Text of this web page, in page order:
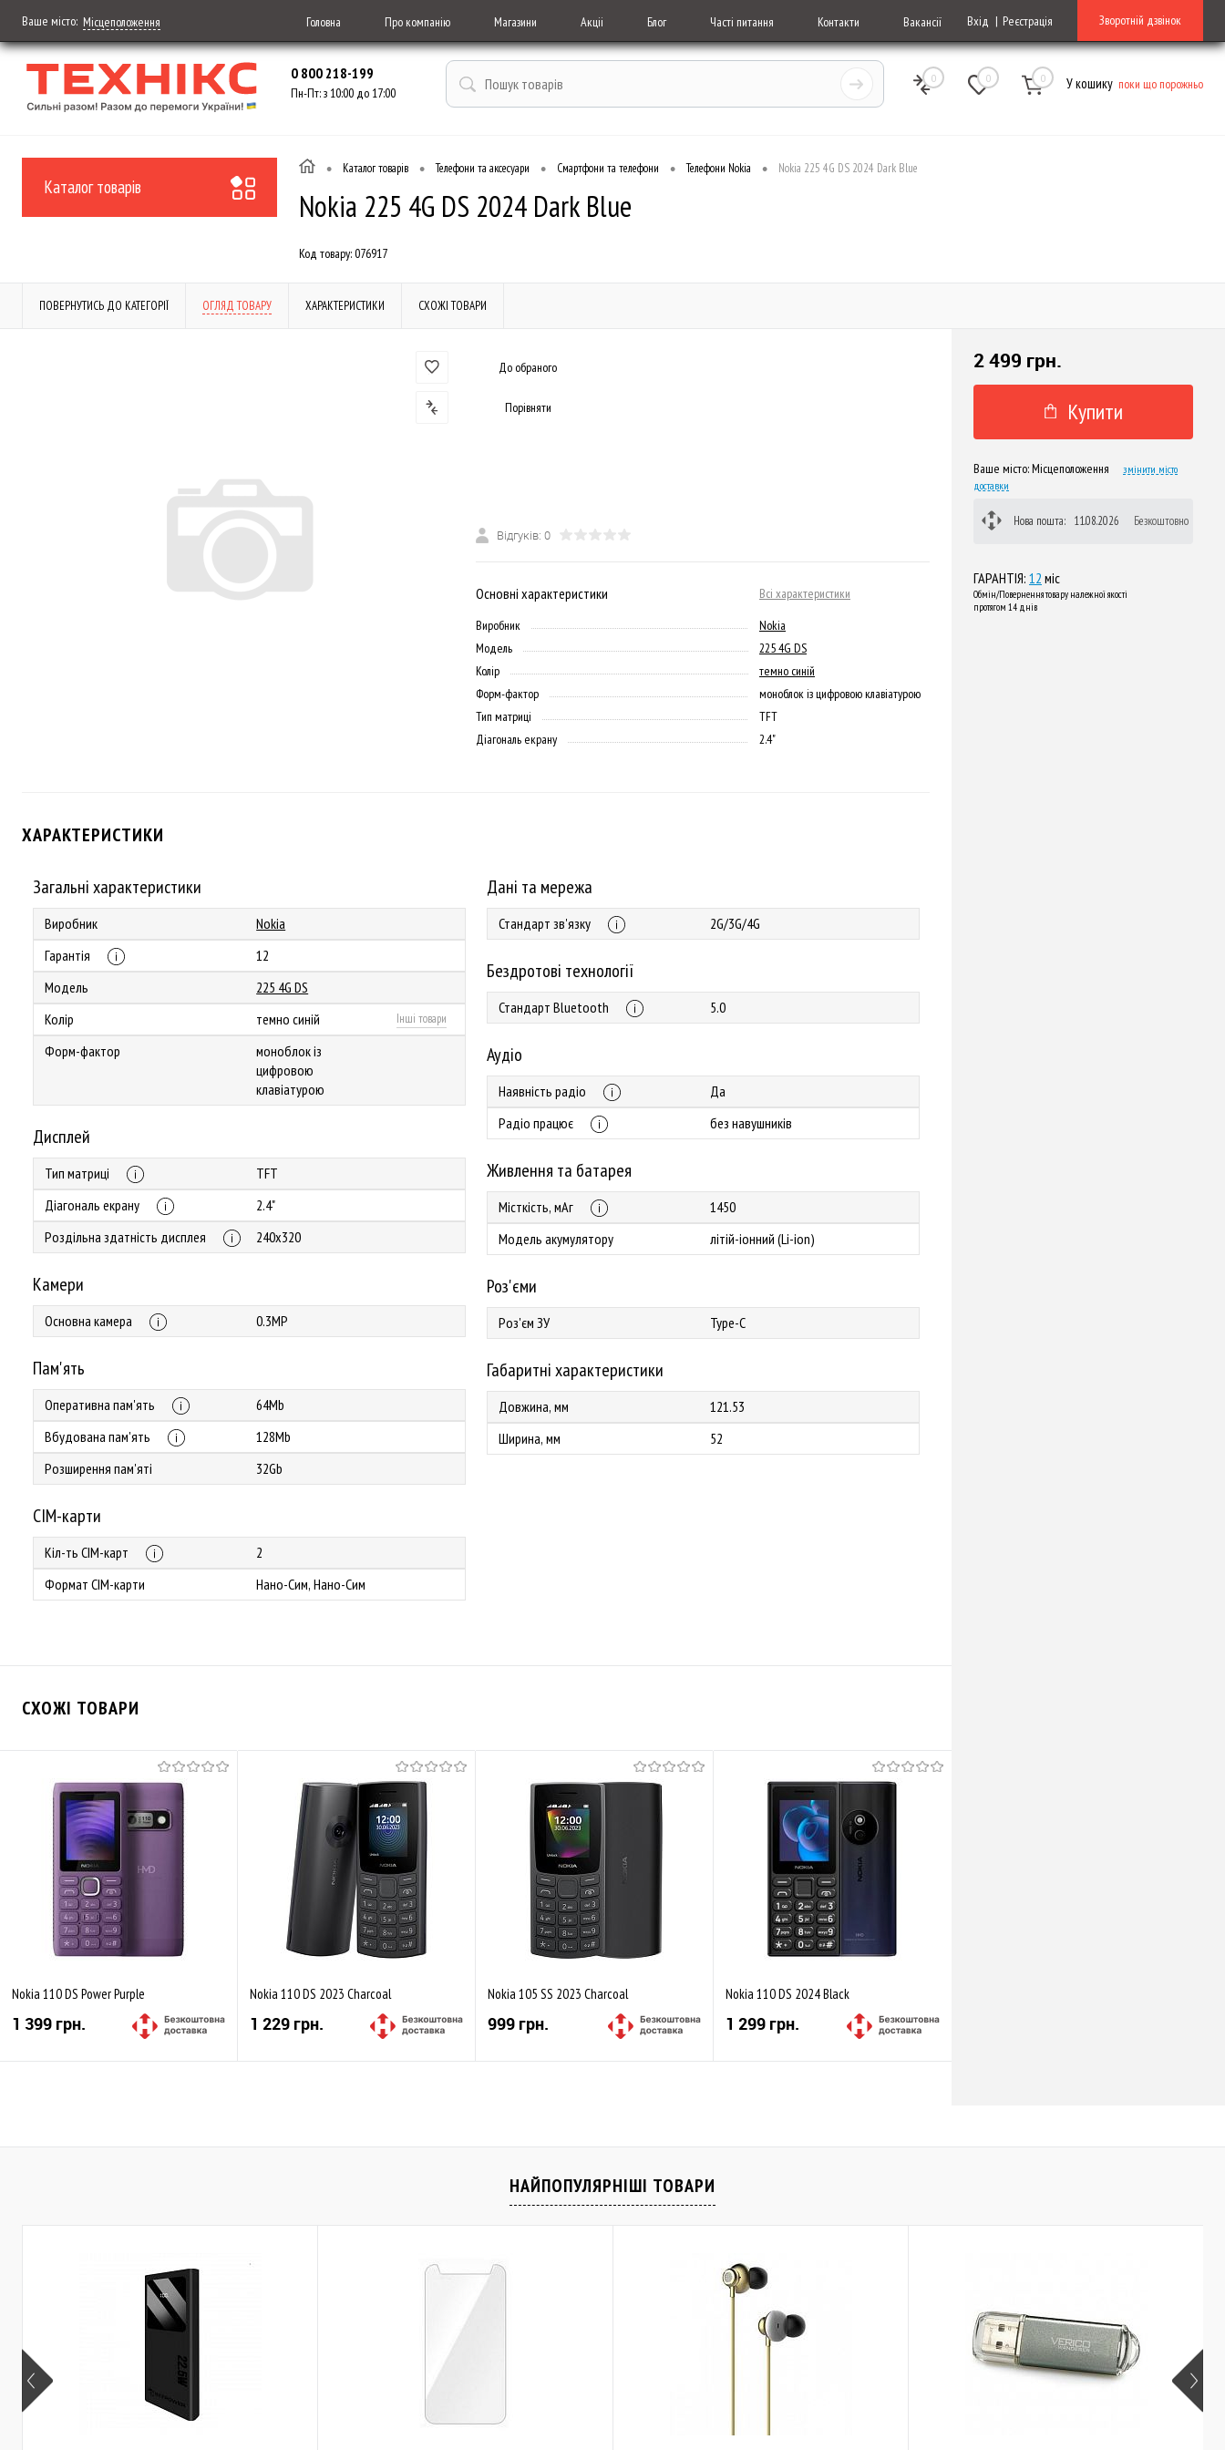
Ваше місто: Місцеположення Головна Про компанію Магазини Акціі Блог Часті питання Контакти Вакансії Вхід Реєстрація Зворотній дзвінок
0 800 218-199
Пн-Пт: з 10:00 до 17:00
0 0 0 У кошику поки що порожньо
Каталог товарів
• Каталог товарів • Телефони та аксесуари • Смартфони та телефони • Телефони Nokia • Nokia 225 4G DS 2024 Dark Blue
Nokia 225 4G DS 2024 Dark Blue
Код товару:076917
ПОВЕРНУТИСЬ ДО КАТЕГОРІЇ ОГЛЯД ТОВАРУ ХАРАКТЕРИСТИКИ СХОЖІ ТОВАРИ
До обраного
Порівняти
Відгуків: 0
Основні характеристики
Всі характеристики
Виробник
Nokia
Модель
225 4G DS
Колір
темно синій
Форм-фактор
моноблок із цифровою клавіатурою
Тип матриці
TFT
Діагональ екрану
2.4"
ХАРАКТЕРИСТИКИ
Загальні характеристики
Виробник
Nokia
Гарантія
12
Модель
225 4G DS
Колір
темно синій Інші товари
Форм-фактор
моноблок із
цифровою
клавіатурою
Дисплей
Тип матриці
TFT
Діагональ екрану
2.4"
Роздільна здатність дисплея
240х320
Камери
Основна камера 0.3MP
Пам'ять
Оперативна пам'ять
64Mb
Вбудована пам'ять
128Mb
Розширення пам'яті
32Gb
СІМ-карти
Кіл-ть СІМ-карт
2
Формат СІМ-карти
Нано-Сим, Нано-Сим
Дані та мережа
Стандарт зв'язку 2G/3G/4G
Бездротові технології
Стандарт Bluetooth 5.0
Аудіо
Наявність радіо
Да
Радіо працює
без навушників
Живлення та батарея
Місткість, мАг
1450
Модель акумулятору
літій-іонний (Li-ion)
Роз'єми
Роз'єм ЗУ Type-C
Габаритні характеристики
Довжина, мм
121.53
Ширина, мм
52
СХОЖІ ТОВАРИ
Nokia 110 DS Power Purple
1 399 грн.
Nokia 110 DS 2023 Charcoal
1 229 грн.
Nokia 105 SS 2023 Charcoal
999 грн.
Nokia 110 DS 2024 Black
1 299 грн.
2 499 грн.
Купити
Ваше місто:Місцеположення
змінити місто
доставки
Нова пошта: 11.08.2026 Безкоштовно
ГАРАНТІЯ: 12 міс
Обмін/Повернення товару належної якості
протягом 14 днів
НАЙПОПУЛЯРНІШІ ТОВАРИ